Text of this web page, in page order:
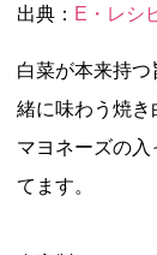
出典： E・レシ
白菜が本来持
緒に味わう焼
マヨネーズの
てます。